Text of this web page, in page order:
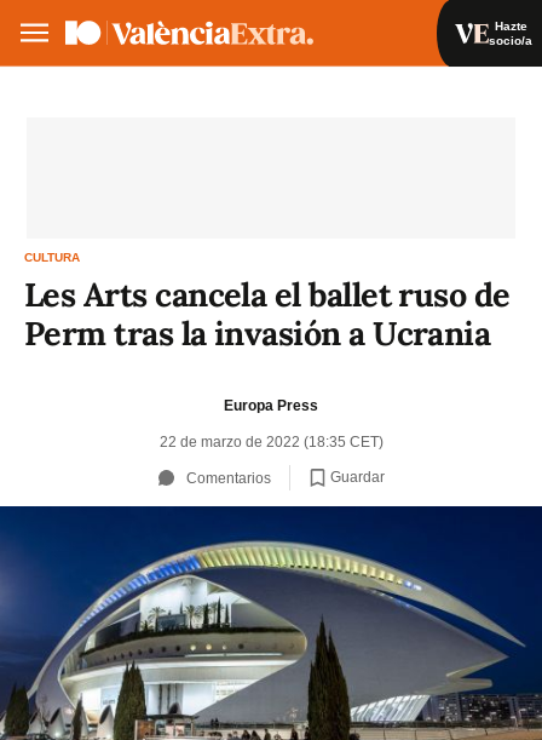
Hazte
socio/a
CULTURA
Les Arts cancela el ballet ruso de
Perm tras la invasión a Ucrania
Europa Press
22 de marzo de 2022 (18:35 CET)
Comentarios Guardar